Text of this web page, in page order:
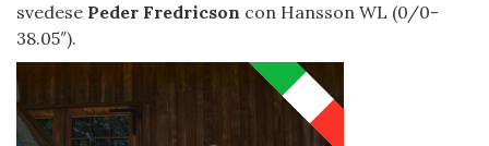
svedese Peder Fredricson con Hansson WL (0/0-
38.05″).